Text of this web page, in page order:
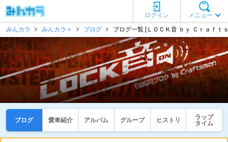
メニュー
ログイン
みんカラ
みんカラ＋ ブログ ブログ一覧 [ＬＯＣＫ音 ｂｙ Ｃｒａｆｔ
ブログ 愛車紹介 アルバム グループ ヒストリ
ラップ
タイム